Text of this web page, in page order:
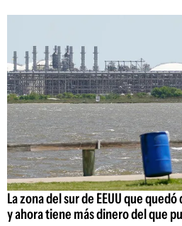
La zona del sur de EEUU que
y ahora tiene más dinero del que